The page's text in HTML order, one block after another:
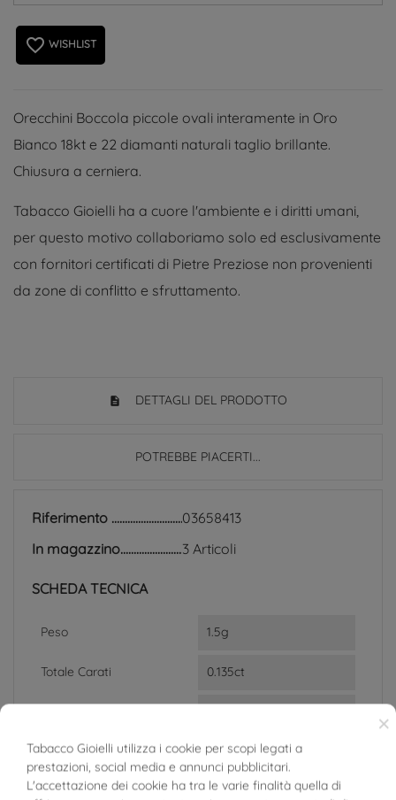
favorite_border WISHLIST
Orecchini Boccola piccole ovali interamente in Oro
Bianco 18kt e 22 diamanti naturali taglio brillante.
Chiusura a cerniera.
Tabacco Gioielli ha a cuore l'ambiente e i diritti umani,
per questo motivo collaboriamo solo ed esclusivamente
con fornitori certificati di Pietre Preziose non provenienti
da zone di conflitto e sfruttamento.
DETTAGLI DEL PRODOTTO
POTREBBE PIACERTI...
Riferimento
03658413
In magazzino
3 Articoli
SCHEDA TECNICA
Peso 1.5g
Totale Carati 0.135ct
Purezza Diamante VVS2
×
Tabacco Gioielli utilizza i cookie per scopi legati a
prestazioni, social media e annunci pubblicitari.
L'accettazione dei cookie ha tra le varie finalità quella di